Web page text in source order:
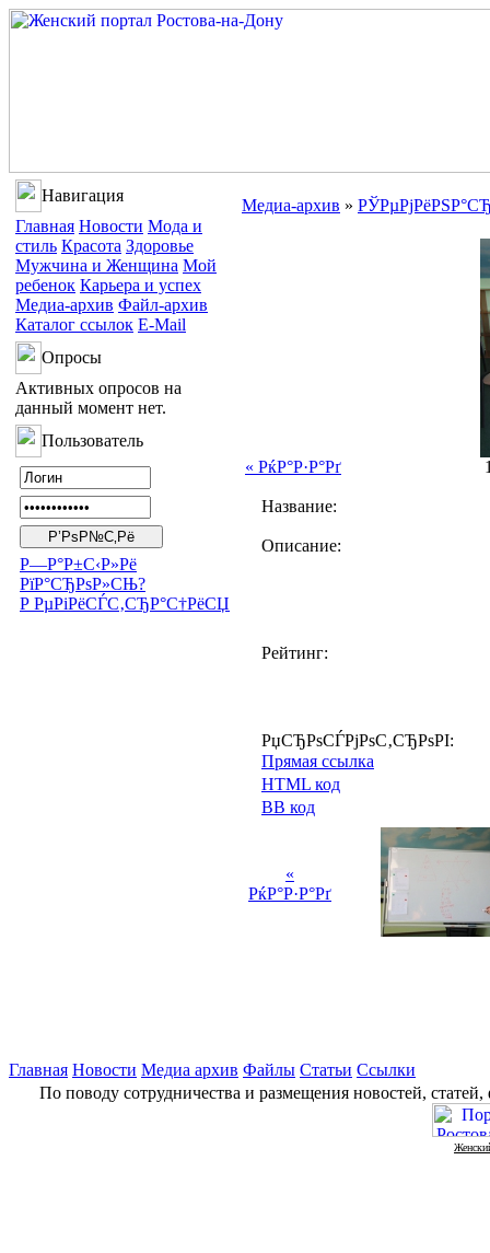
Навигация
Главная Новости Мода и
стиль Красота Здоровье
Мужчина и Женщина Мой
ребенок Карьера и успех
Медиа-архив Файл-архив
Каталог ссылок E-Mail
Опросы
Активных опросов на
данный момент нет.
Пользователь
Р—Р°Р±С‹Р»Рё
РїР°СЂРѕР»СЊ?
Р РµРіРёСЃС‚СЂР°С†РёСЏ
Медиа-архив »
« РќР°Р·Р°Рґ
Название:
Описание:
Рейтинг:
РџСЂРѕСЃРјРѕС‚СЂРѕРІ:
Прямая ссылка
HTML код
BB код
«
РќР°Р·Р°Рґ
Главная Новости Медиа архив Файлы Статьи Ссылки
По поводу сотрудничества и размещения новостей,